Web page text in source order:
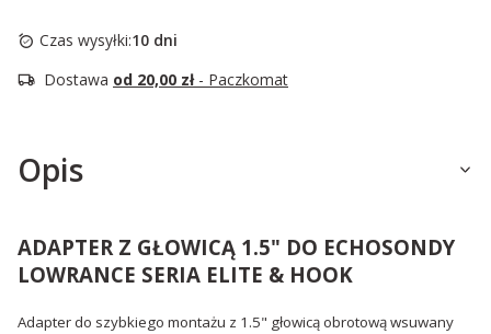
Czas wysyłki:10 dni
Dostawa od 20,00 zł - Paczkomat
Opis
ADAPTER Z GŁOWICĄ 1.5" DO ECHOSONDY
LOWRANCE SERIA ELITE & HOOK
Adapter do szybkiego montażu z 1.5" głowicą obrotową wsuwany